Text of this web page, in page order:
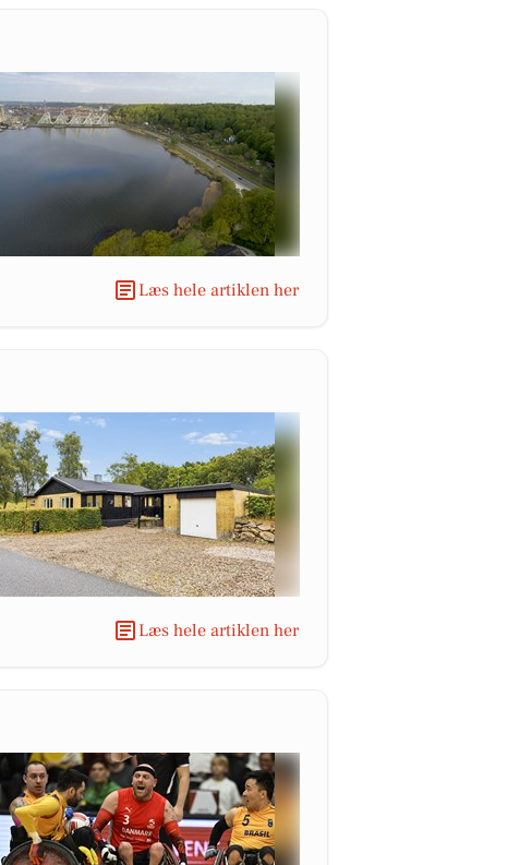
Læs hele artiklen her
Læs hele artiklen her